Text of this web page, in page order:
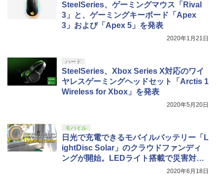
SteelSeries、ゲーミングマウス「Rival
3」と、ゲーミングキーボード「Apex
3」および「Apex 5」を発表
2020年1月21日
ハード
SteelSeries、Xbox Series X対応のワイ
ヤレスゲーミングヘッドセット「Arctis 1
Wireless for Xbox」を発表
2020年5月20日
モバイル
日光で充電できるモバイルバッテリー「L
ightDisc Solar」のクラウドファンディ
ングが開始。LEDライト搭載で災害対策
2020年6月18日